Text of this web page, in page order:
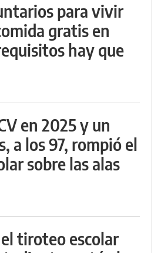
para vivir
gratis en
hay que
en 2025 y un
a los 97, rompió el
sobre las alas
tiroteo escolar